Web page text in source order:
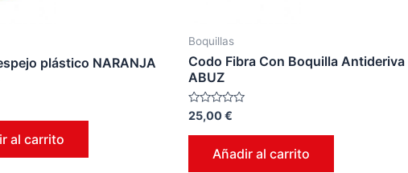
plástico NARANJA
al carrito
Boquillas
Codo Fibra Con Boquilla Antideriva
ABUZ
Valorado
0
25,00€
Añadir al carrito